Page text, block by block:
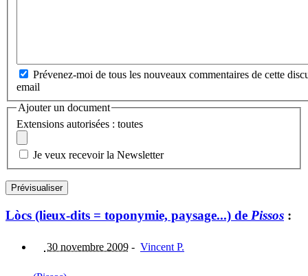
Prévenez-moi de tous les nouveaux commentaires de cette
email
Ajouter un document
Extensions autorisées : toutes
Je veux recevoir la Newsletter
Lòcs (lieux-dits = toponymie, paysage...) de Pissos :
30 novembre 2009 - Vincent P.